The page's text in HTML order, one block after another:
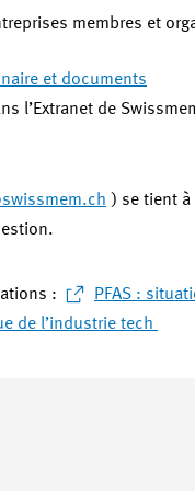
membres et
et documents
l’Extranet de
) se tient
:
PFAS :
de l’industrie tech